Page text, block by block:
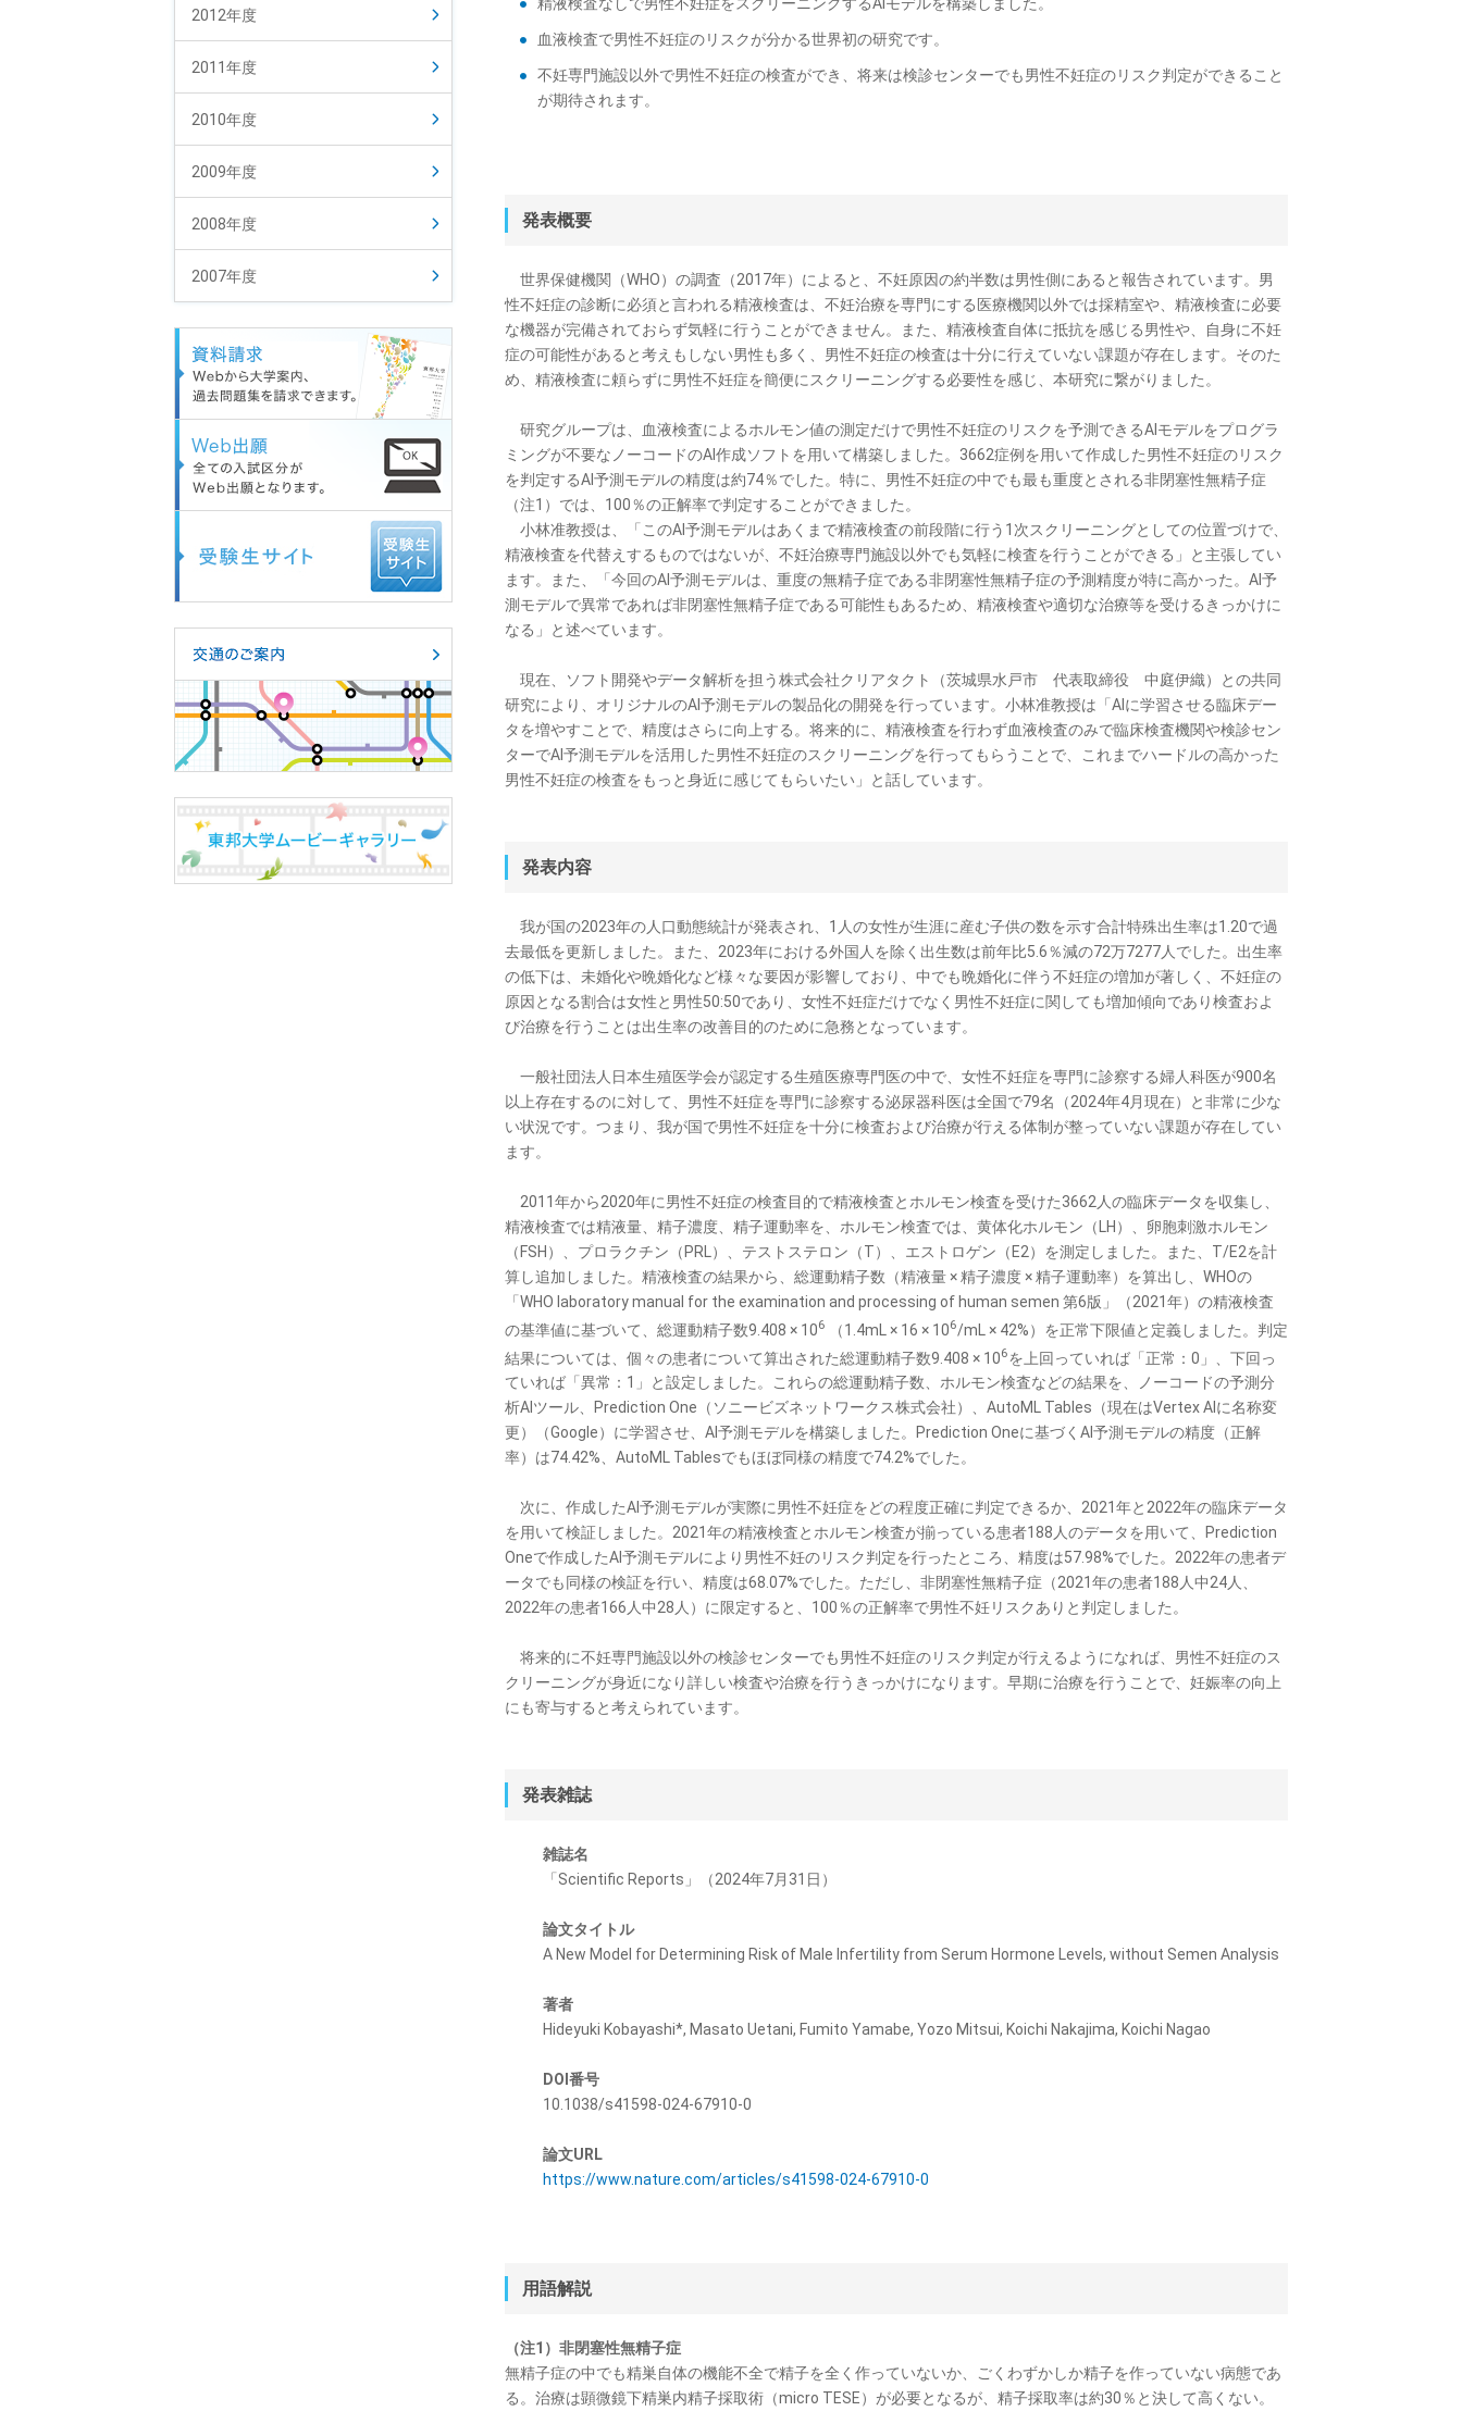
血液検査で男性不妊症のリスクが分かる世界初の研究です。
不妊専門施設以外で男性不妊症の検査ができ、将来は検診センターでも男性不妊症のリスク判定ができること
が期待されます。
発表概要
世界保健機関（WHO）の調査（2017年）によると、不妊原因の約半数は男性側にあると報告されています。男
性不妊症の診断に必須と言われる精液検査は、不妊治療を専門にする医療機関以外では採精室や、精液検査に必要
な機器が完備されておらず気軽に行うことができません。また、精液検査自体に抵抗を感じる男性や、自身に不妊
症の可能性があると考えもしない男性も多く、男性不妊症の検査は十分に行えていない課題が存在します。そのた
め、精液検査に頼らずに男性不妊症を簡便にスクリーニングする必要性を感じ、本研究に繋がりました。
研究グループは、血液検査によるホルモン値の測定だけで男性不妊症のリスクを予測できるAIモデルをプログラ
ミングが不要なノーコードのAI作成ソフトを用いて構築しました。3662症例を用いて作成した男性不妊症のリスク
を判定するAI予測モデルの精度は約74％でした。特に、男性不妊症の中でも最も重度とされる非閉塞性無精子症
（注1）では、100％の正解率で判定することができました。
小林准教授は、「このAI予測モデルはあくまで精液検査の前段階に行う1次スクリーニングとしての位置づけで、
精液検査を代替えするものではないが、不妊治療専門施設以外でも気軽に検査を行うことができる」と主張してい
ます。また、「今回のAI予測モデルは、重度の無精子症である非閉塞性無精子症の予測精度が特に高かった。AI予
測モデルで異常であれば非閉塞性無精子症である可能性もあるため、精液検査や適切な治療等を受けるきっかけに
なる」と述べています。
現在、ソフト開発やデータ解析を担う株式会社クリアタクト（茨城県水戸市 代表取締役 中庭伊織）との共同
研究により、オリジナルのAI予測モデルの製品化の開発を行っています。小林准教授は「AIに学習させる臨床デー
タを増やすことで、精度はさらに向上する。将来的に、精液検査を行わず血液検査のみで臨床検査機関や検診セン
ターでAI予測モデルを活用した男性不妊症のスクリーニングを行ってもらうことで、これまでハードルの高かった
男性不妊症の検査をもっと身近に感じてもらいたい」と話しています。
発表内容
我が国の2023年の人口動態統計が発表され、1人の女性が生涯に産む子供の数を示す合計特殊出生率は1.20で過
去最低を更新しました。また、2023年における外国人を除く出生数は前年比5.6％減の72万7277人でした。出生率
の低下は、未婚化や晩婚化など様々な要因が影響しており、中でも晩婚化に伴う不妊症の増加が著しく、不妊症の
原因となる割合は女性と男性50:50であり、女性不妊症だけでなく男性不妊症に関しても増加傾向であり検査およ
び治療を行うことは出生率の改善目的のために急務となっています。
一般社団法人日本生殖医学会が認定する生殖医療専門医の中で、女性不妊症を専門に診察する婦人科医が900名
以上存在するのに対して、男性不妊症を専門に診察する泌尿器科医は全国で79名（2024年4月現在）と非常に少な
い状況です。つまり、我が国で男性不妊症を十分に検査および治療が行える体制が整っていない課題が存在してい
ます。
2011年から2020年に男性不妊症の検査目的で精液検査とホルモン検査を受けた3662人の臨床データを収集し、
精液検査では精液量、精子濃度、精子運動率を、ホルモン検査では、黄体化ホルモン（LH）、卵胞刺激ホルモン
（FSH）、プロラクチン（PRL）、テストステロン（T）、エストロゲン（E2）を測定しました。また、T/E2を計
算し追加しました。精液検査の結果から、総運動精子数（精液量 × 精子濃度 × 精子運動率）を算出し、WHOの
「WHO laboratory manual for the examination and processing of human semen 第6版」（2021年）の精液検査
の基準値に基づいて、総運動精子数9.408 × 106 （1.4mL × 16 × 106/mL × 42%）を正常下限値と定義しました。判定
結果については、個々の患者について算出された総運動精子数9.408 × 106を上回っていれば「正常：0」、下回っ
ていれば「異常：1」と設定しました。これらの総運動精子数、ホルモン検査などの結果を、ノーコードの予測分
析AIツール、Prediction One（ソニービズネットワークス株式会社）、AutoML Tables（現在はVertex AIに名称変
更）（Google）に学習させ、AI予測モデルを構築しました。Prediction Oneに基づくAI予測モデルの精度（正解
率）は74.42%、AutoML Tablesでもほぼ同様の精度で74.2%でした。
次に、作成したAI予測モデルが実際に男性不妊症をどの程度正確に判定できるか、2021年と2022年の臨床データ
を用いて検証しました。2021年の精液検査とホルモン検査が揃っている患者188人のデータを用いて、Prediction
Oneで作成したAI予測モデルにより男性不妊のリスク判定を行ったところ、精度は57.98%でした。2022年の患者デ
ータでも同様の検証を行い、精度は68.07%でした。ただし、非閉塞性無精子症（2021年の患者188人中24人、
2022年の患者166人中28人）に限定すると、100％の正解率で男性不妊リスクありと判定しました。
将来的に不妊専門施設以外の検診センターでも男性不妊症のリスク判定が行えるようになれば、男性不妊症のス
クリーニングが身近になり詳しい検査や治療を行うきっかけになります。早期に治療を行うことで、妊娠率の向上
にも寄与すると考えられています。
発表雑誌
雑誌名
「Scientific Reports」（2024年7月31日）
論文タイトル
A New Model for Determining Risk of Male Infertility from Serum Hormone Levels, without Semen Analysis
著者
Hideyuki Kobayashi*, Masato Uetani, Fumito Yamabe, Yozo Mitsui, Koichi Nakajima, Koichi Nagao
DOI番号
10.1038/s41598-024-67910-0
論文URL
https://www.nature.com/articles/s41598-024-67910-0
用語解説
（注1）非閉塞性無精子症
無精子症の中でも精巣自体の機能不全で精子を全く作っていないか、ごくわずかしか精子を作っていない病態であ
る。治療は顕微鏡下精巣内精子採取術（micro TESE）が必要となるが、精子採取率は約30％と決して高くない。
2012年度
2011年度
2010年度
2009年度
2008年度
2007年度